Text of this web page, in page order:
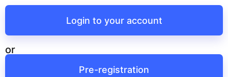
Login to your account
or
Pre-registration